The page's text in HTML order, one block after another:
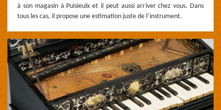
à son magasin à Puisieulx et il peut aussi arriver chez vous. Dans
tous les cas, il propose une estimation juste de l’instrument.